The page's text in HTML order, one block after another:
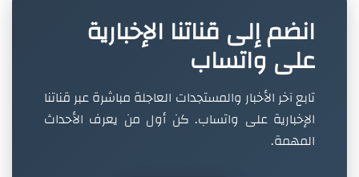
انضم إلى قناتنا الإخبارية
على واتساب
تابع آخر الأخبار والمستجدات العاجلة مباشرة عبر قناتنا
الإخبارية على واتساب. كن أول من يعرف الأحداث
المهمة.